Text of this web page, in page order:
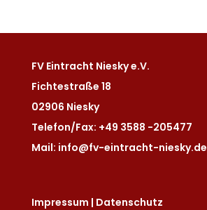
FV Eintracht Niesky e.V.
Fichtestraße 18
02906 Niesky
Telefon/Fax: +49 3588 -205477
Mail: info@fv-eintracht-niesky.de
Impressum | Datenschutz